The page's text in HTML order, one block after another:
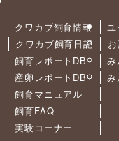
クワカブ飼育情報
クワカブ飼育日記
飼育レポートDB
産卵レポートDB
飼育マニュアル
飼育FAQ
実験コーナー